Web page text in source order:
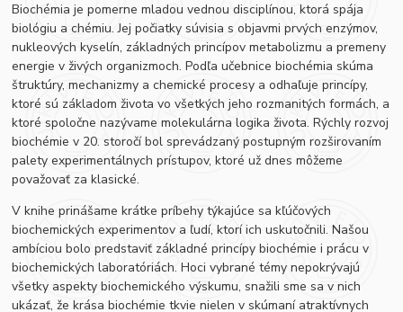
Biochémia je pomerne mladou vednou disciplínou, ktorá spája
biológiu a chémiu. Jej počiatky súvisia s objavmi prvých enzýmov,
nukleových kyselín, základných princípov metabolizmu a premeny
energie v živých organizmoch. Podľa učebnice biochémia skúma
štruktúry, mechanizmy a chemické procesy a odhaľuje princípy,
ktoré sú základom života vo všetkých jeho rozmanitých formách, a
ktoré spoločne nazývame molekulárna logika života. Rýchly rozvoj
biochémie v 20. storočí bol sprevádzaný postupným rozširovaním
palety experimentálnych prístupov, ktoré už dnes môžeme
považovať za klasické.
V knihe prinášame krátke príbehy týkajúce sa kľúčových
biochemických experimentov a ľudí, ktorí ich uskutočnili. Našou
ambíciou bolo predstaviť základné princípy biochémie i prácu v
biochemických laboratóriách. Hoci vybrané témy nepokrývajú
všetky aspekty biochemického výskumu, snažili sme sa v nich
ukázať, že krása biochémie tkvie nielen v skúmaní atraktívnych